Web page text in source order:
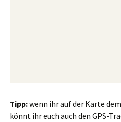
Tipp:wenn ihr auf der Karte
könnt ihr euch auch den GPS-